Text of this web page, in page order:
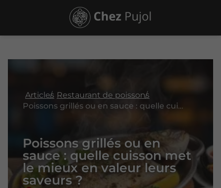
Articles Restaurant de poissons
Poissons grillés ou en sauce : quelle cuisson met le mieux en valeur leurs saveurs ?
Poissons grillés ou en
sauce : quelle cuisson met
le mieux en valeur leurs
saveurs ?